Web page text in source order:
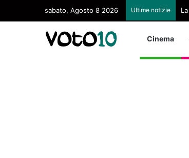
sabato, Agosto 8 2026 Ultime notizie
Cinema